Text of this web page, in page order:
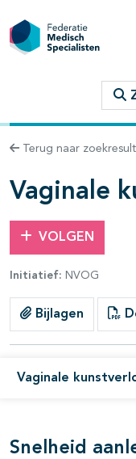
Terug naar
Vaginale
VOLGEN
Initiatief: NVOG
Bijlagen
Vaginale
binnen deze
Snelheid